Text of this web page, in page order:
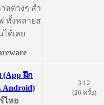
าลต่างๆ สำ
ทั้งหลายส
ด้เลย
(App ฝึก
3.12
(26 ครั้ง)